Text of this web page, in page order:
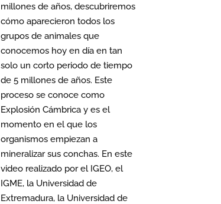
millones de años, descubriremos
cómo aparecieron todos los
grupos de animales que
conocemos hoy en día en tan
solo un corto periodo de tiempo
de 5 millones de años. Este
proceso se conoce como
Explosión Cámbrica y es el
momento en el que los
organismos empiezan a
mineralizar sus conchas. En este
video realizado por el IGEO, el
IGME, la Universidad de
Extremadura, la Universidad de